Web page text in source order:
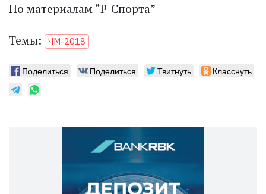
По материалам “Р-Спорта”
Темы: ЧМ-2018
Поделиться Поделиться Твитнуть Класснуть